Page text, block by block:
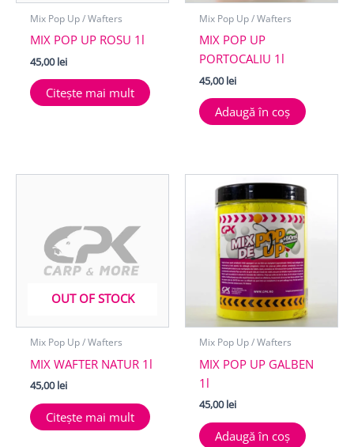
Mix Pop Up / Wafters
MIX POP UP ROSU 1l
45,00lei
Citește mai mult
Mix Pop Up / Wafters
MIX POP UP
PORTOCALIU 1l
45,00lei
Adaugă în coș
OUT OF STOCK
Mix Pop Up / Wafters
MIX WAFTER NATUR 1l
45,00lei
Citește mai mult
Mix Pop Up / Wafters
MIX POP UP GALBEN
1l
45,00lei
Adaugă în coș